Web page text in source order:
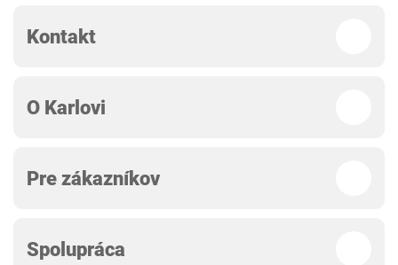
Kontakt
O Karlovi
Pre zákazníkov
Spolupráca